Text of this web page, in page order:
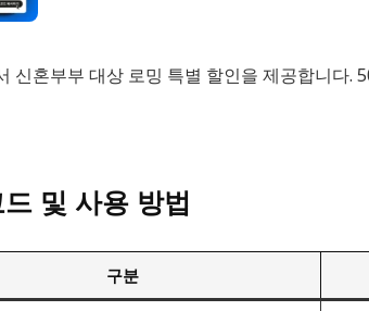
신혼부부 대상 로밍 특별 할인을 제공합니다.
및 사용 방법
구분